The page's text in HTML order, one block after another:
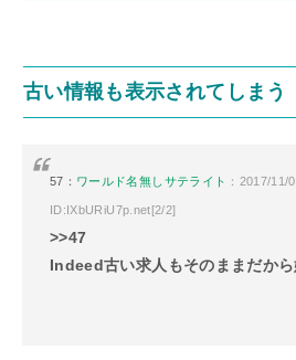
古い情報も表示されてしまう
57： ワールド名無しサテライト ：2017/11/
ID:IXbURiU7p.net[2/2]
>>47
Indeed古い求人もそのままだか